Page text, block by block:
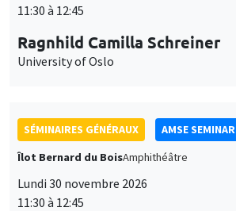
11:30 à 12:45
Ragnhild Camilla Schreiner
University of Oslo
SÉMINAIRES GÉNÉRAUX
AMSE SEMINAR
Îlot Bernard du BoisAmphithéâtre
Lundi 30 novembre 2026
11:30 à 12:45